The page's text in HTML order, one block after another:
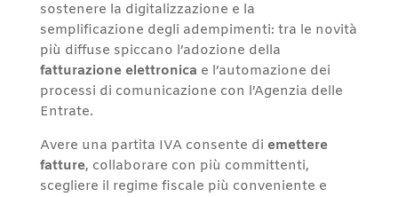
sostenere la digitalizzazione e la
semplificazione degli adempimenti: tra le novità
più diffuse spiccano l’adozione della
fatturazione elettronica e l’automazione dei
processi di comunicazione con l’Agenzia delle
Entrate.
Avere una partita IVA consente di emettere
fatture, collaborare con più committenti,
scegliere il regime fiscale più conveniente e